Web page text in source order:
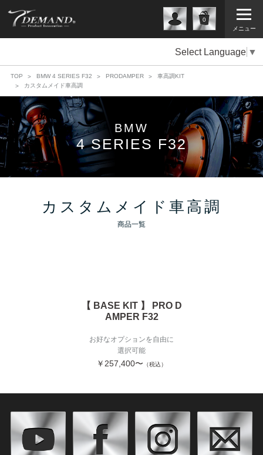
メニュー
0
Select Language ▼
TOP BMW 4 SERIES F32 PRODAMPER
車高調KIT
カスタムメイド車高調
BMW
4 SERIES F32
カスタムメイド車高調
商品一覧
【 BASE KIT 】 PRO D
AMPER F32
お好なオプションを自由に
選択可能
￥257,400〜 （税込）